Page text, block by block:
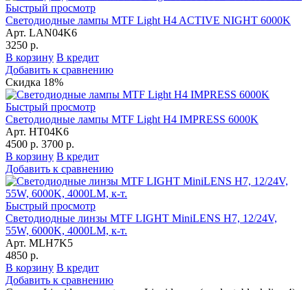
Быстрый просмотр
Светодиодные лампы MTF Light H4 ACTIVE NIGHT 6000K
Арт. LAN04K6
3250 р.
В корзину В кредит
Добавить к сравнению
Скидка 18%
Быстрый просмотр
Светодиодные лампы MTF Light H4 IMPRESS 6000K
Арт. HT04K6
4500 р. 3700 р.
В корзину В кредит
Добавить к сравнению
Быстрый просмотр
Светодиодные линзы MTF LIGHT MiniLENS H7, 12/24V,
55W, 6000K, 4000LM, к-т.
Арт. MLH7K5
4850 р.
В корзину В кредит
Добавить к сравнению